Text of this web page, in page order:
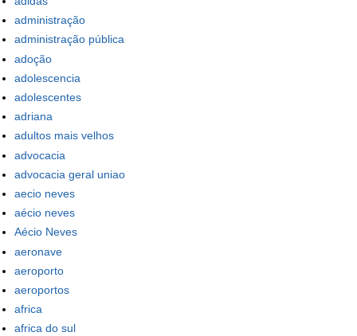
administração
administração pública
adoção
adolescencia
adolescentes
adriana
adultos mais velhos
advocacia
advocacia geral uniao
aecio neves
aécio neves
Aécio Neves
aeronave
aeroporto
aeroportos
africa
africa do sul